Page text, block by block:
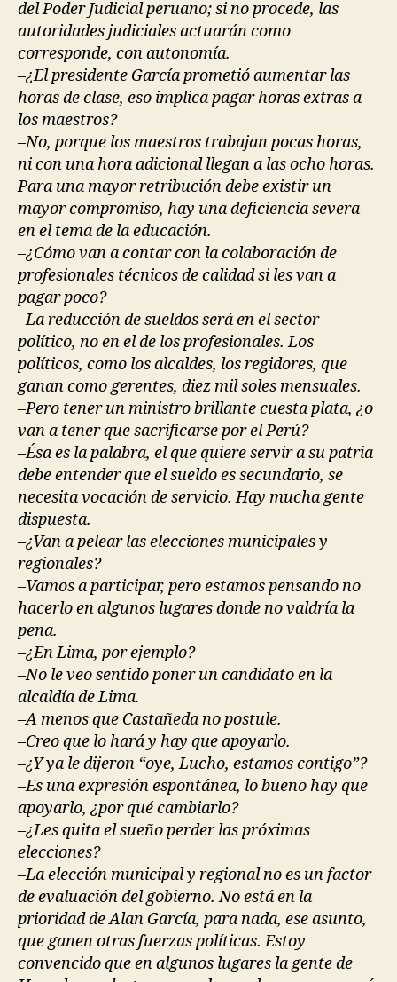
del Poder Judicial peruano; si no procede, las
autoridades judiciales actuarán como
corresponde, con autonomía.
–¿El presidente García prometió aumentar las
horas de clase, eso implica pagar horas extras a
los maestros?
–No, porque los maestros trabajan pocas horas,
ni con una hora adicional llegan a las ocho horas.
Para una mayor retribución debe existir un
mayor compromiso, hay una deficiencia severa
en el tema de la educación.
–¿Cómo van a contar con la colaboración de
profesionales técnicos de calidad si les van a
pagar poco?
–La reducción de sueldos será en el sector
político, no en el de los profesionales. Los
políticos, como los alcaldes, los regidores, que
ganan como gerentes, diez mil soles mensuales.
–Pero tener un ministro brillante cuesta plata, ¿o
van a tener que sacrificarse por el Perú?
–Ésa es la palabra, el que quiere servir a su patria
debe entender que el sueldo es secundario, se
necesita vocación de servicio. Hay mucha gente
dispuesta.
–¿Van a pelear las elecciones municipales y
regionales?
–Vamos a participar, pero estamos pensando no
hacerlo en algunos lugares donde no valdría la
pena.
–¿En Lima, por ejemplo?
–No le veo sentido poner un candidato en la
alcaldía de Lima.
–A menos que Castañeda no postule.
–Creo que lo hará y hay que apoyarlo.
–¿Y ya le dijeron “oye, Lucho, estamos contigo”?
–Es una expresión espontánea, lo bueno hay que
apoyarlo, ¿por qué cambiarlo?
–¿Les quita el sueño perder las próximas
elecciones?
–La elección municipal y regional no es un factor
de evaluación del gobierno. No está en la
prioridad de Alan García, para nada, ese asunto,
que ganen otras fuerzas políticas. Estoy
convencido que en algunos lugares la gente de